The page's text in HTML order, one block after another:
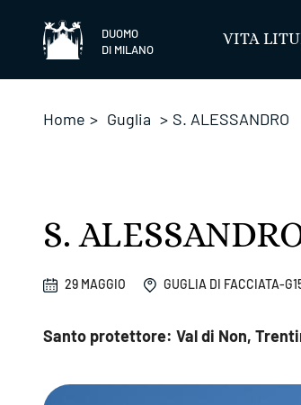
DUOMO
DI MILANO
VITA
Home > Guglia > S. ALESSANDRO
S.
29 MAGGIO GUGLIA DI FACCIATA-
Santo protettore: Val di Non,